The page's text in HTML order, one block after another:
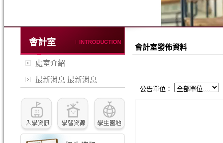
會計室
處室介紹
最新消息 最新消息
會計室發佈資料
公告單位：